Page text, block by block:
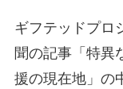
ギフテッドプロ
聞の記事「特
援の現在地」の